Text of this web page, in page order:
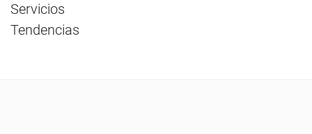
Servicios
Tendencias